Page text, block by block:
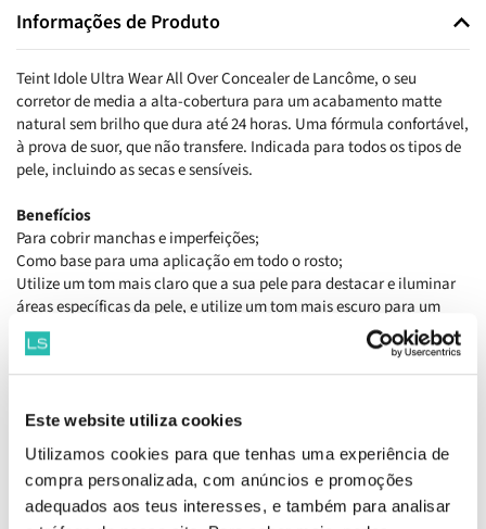
Este website utiliza cookies
Utilizamos cookies para que tenhas uma experiência de
compra personalizada, com anúncios e promoções
adequados aos teus interesses, e também para analisar
Informações de Produto
Teint Idole Ultra Wear All Over Concealer de Lancôme, o seu
corretor de media a alta-cobertura para um acabamento matte
natural sem brilho que dura até 24 horas. Uma fórmula confortável,
à prova de suor, que não transfere. Indicada para todos os tipos de
pele, incluindo as secas e sensíveis.
Benefícios
Para cobrir manchas e imperfeições;
Como base para uma aplicação em todo o rosto;
Utilize um tom mais claro que a sua pele para destacar e iluminar
áreas específicas da pele, e utilize um tom mais escuro para um
contorno de rosto imaculado.
Ingredientes
Polyglyceryl-4 Isostearate, Pentylene Glycol, Cetyl Peg/ppg-10/1
Dimethicone, Hexyl Laurate, Magnesium Sulfate, Disteardimonium
Hectorite, Rosa Gallica Flower Extract, Helianthus Annuus Seed Oi
EAN: 3614273074452